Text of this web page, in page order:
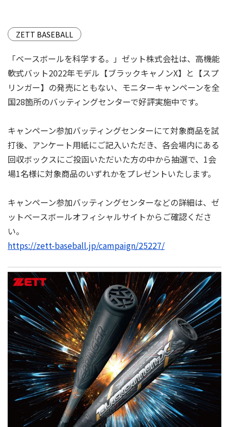
ZETT BASEBALL
「ベースボールを科学する。」ゼット株式会社は、高機能
軟式バット2022年モデル【ブラックキャノンX】と【スプ
リンガー】の発売にともない、モニターキャンペーンを全
国28箇所のバッティングセンターで好評実施中です。
キャンペーン参加バッティングセンターにて対象商品を試
打後、アンケート⽤紙にご記入いただき、各会場内にある
回収ボックスにご投函いただいた方の中から抽選で、1会
場1名様に対象商品のいずれかをプレゼントいたします。
キャンペーン参加バッティングセンターなどの詳細は、ゼ
ットベースボールオフィシャルサイトからご確認くださ
い。
https://zett-baseball.jp/campaign/25227/